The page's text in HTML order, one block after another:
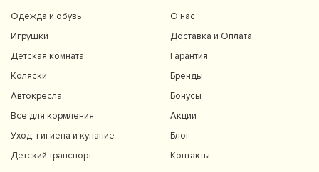
Одежда и обувь
Игрушки
Детская комната
Коляски
Автокресла
Все для кормления
Уход, гигиена и купание
Детский транспорт
О нас
Доставка и Оплата
Гарантия
Бренды
Бонусы
Акции
Блог
Контакты